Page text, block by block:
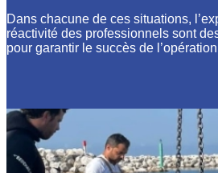
Dans chacune de ces situations,
réactivité des professionnels sont
pour garantir le succès de